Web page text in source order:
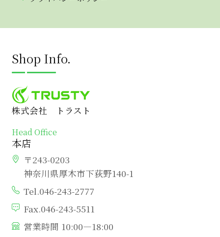
Shop Info.
株式会社 トラスト
Head Office
本店
〒243-0203
神奈川県厚木市下荻野140-1
Tel.046-243-2777
Fax.046-243-5511
営業時間 10:00―18:00